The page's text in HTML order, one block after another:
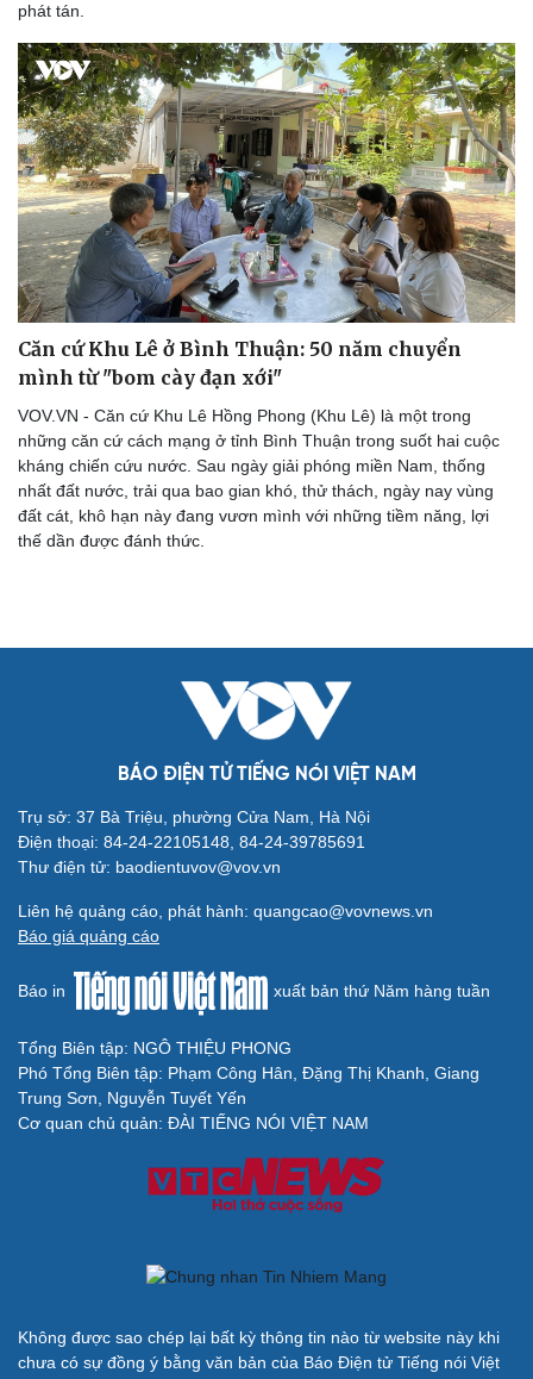
Du lịch
Tư vấn
Săn Tour
check-in
Podcast
Câu chuyện thời sự
Đọc truyện đêm khuya
Cửa sổ tình yêu
phát tán.
Căn cứ Khu Lê ở Bình Thuận: 50 năm chuyển
mình từ "bom cày đạn xới"
VOV.VN - Căn cứ Khu Lê Hồng Phong (Khu Lê) là một trong
những căn cứ cách mạng ở tỉnh Bình Thuận trong suốt hai cuộc
kháng chiến cứu nước. Sau ngày giải phóng miền Nam, thống
nhất đất nước, trải qua bao gian khó, thử thách, ngày nay vùng
đất cát, khô hạn này đang vươn mình với những tiềm năng, lợi
thế dần được đánh thức.
BÁO ĐIỆN TỬ TIẾNG NÓI VIỆT NAM
Trụ sở: 37 Bà Triệu, phường Cửa Nam, Hà Nội
Điện thoại: 84-24-22105148, 84-24-39785691
Thư điện tử: baodientuvov@vov.vn
Liên hệ quảng cáo, phát hành: quangcao@vovnews.vn
Báo giá quảng cáo
Báo in xuất bản thứ Năm hàng tuần
Tổng Biên tập: NGÔ THIỆU PHONG
Phó Tổng Biên tập: Phạm Công Hân, Đặng Thị Khanh, Giang
Trung Sơn, Nguyễn Tuyết Yến
Cơ quan chủ quản: ĐÀI TIẾNG NÓI VIỆT NAM
Không được sao chép lại bất kỳ thông tin nào từ website này khi
chưa có sự đồng ý bằng văn bản của Báo Điện tử Tiếng nói Việt